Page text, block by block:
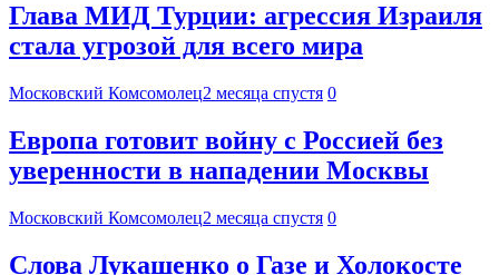
Глава МИД Турции: агрессия Израиля
стала угрозой для всего мира
Московский Комсомолец2 месяца спустя 0
Европа готовит войну с Россией без
уверенности в нападении Москвы
Московский Комсомолец2 месяца спустя 0
Слова Лукашенко о Газе и Холокосте